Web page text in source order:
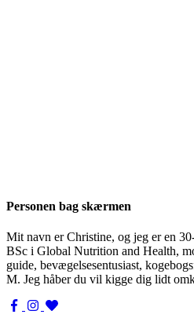
Personen bag skærmen
Mit navn er Christine, og jeg er en
BSc i Global Nutrition and Health,
guide, bevægelsesentusiast,
M. Jeg håber du vil kigge dig lidt